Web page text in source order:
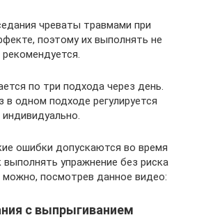
чреваты травмами при
поэтому их выполнять не
рекомендуется.
по три подхода через день.
в одном подходе регулируется
индивидуально.
ошибки допускаются во время
выполнять упражнение без риска
можно, посмотрев данное видео:
с выпрыгиванием